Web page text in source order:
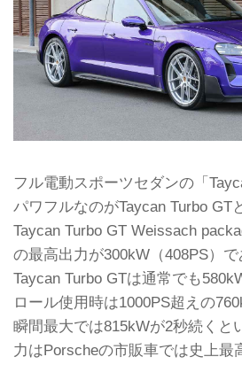
フル電動スポーツセダンの「
パワフルなのがTaycan Turbo GT
Taycan Turbo GT Weissach
の最高出力が300kW（408PS）で
Taycan Turbo GTは通常でも
ロール使用時は1000PS超えの
瞬間最大では815kWが2秒続くと
力はPorscheの市販車では史上最